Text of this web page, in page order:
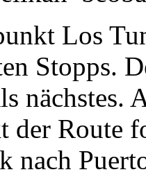
Los
Stopps.
nächstes.
der Route
nach